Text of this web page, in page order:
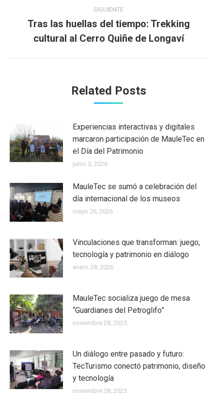
SIGUIENTE
Publicación
siguiente:
Tras las huellas del tiempo: Trekking
cultural al Cerro Quiñe de Longaví
Related Posts
Experiencias interactivas y digitales
marcaron participación de MauleTec en
el Día del Patrimonio
junio 3, 2026
MauleTec se sumó a celebración del
día internacional de los museos
mayo 26, 2026
Vinculaciones que transforman: juego,
tecnología y patrimonio en diálogo
enero 28, 2026
MauleTec socializa juego de mesa
“Guardianes del Petroglifo”
noviembre 28, 2025
Un diálogo entre pasado y futuro:
TecTurismo conectó patrimonio, diseño
y tecnología
noviembre 28, 2025